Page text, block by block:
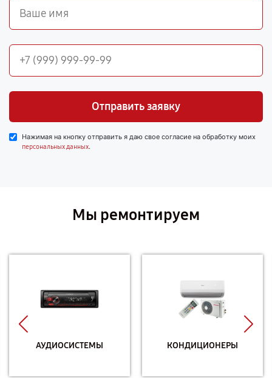
Отправить заявку
Нажимая на кнопку отправить я даю свое согласие на обработку моих
персональных данных.
Мы ремонтируем
АУДИОСИСТЕМЫ КОНДИЦИОНЕРЫ